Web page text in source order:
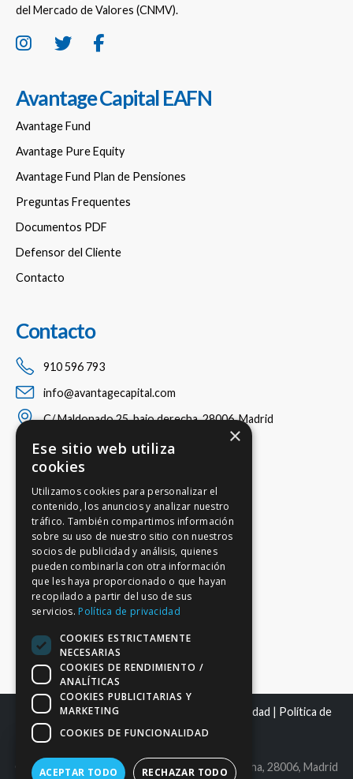
del Mercado de Valores (CNMV).
Avantage Capital EAFN
Avantage Fund
Avantage Pure Equity
Avantage Fund Plan de Pensiones
Preguntas Frequentes
Documentos PDF
Defensor del Cliente
Contacto
Contacto
910 596 793
info@avantagecapital.com
C/ Maldonado 25, bajo derecha, 28006, Madrid
Mapa del sitio|Aviso Legal Política de Privacidad | Política de
Cookies
C.I.F. B86980612 | C/ Maldonado 25, bajo derecha, 28006, Madrid
×
Ese sitio web utiliza
cookies
Utilizamos cookies para personalizar el
contenido, los anuncios y analizar nuestro
tráfico. También compartimos información
sobre su uso de nuestro sitio con nuestros
socios de publicidad y análisis, quienes
pueden combinarla con otra información
que les haya proporcionado o que hayan
recopilado a partir del uso de sus
servicios. Política de privacidad
COOKIES ESTRICTAMENTE
NECESARIAS
COOKIES DE RENDIMIENTO /
ANALÍTICAS
COOKIES PUBLICITARIAS Y
MARKETING
COOKIES DE FUNCIONALIDAD
ACEPTAR TODO RECHAZAR TODO